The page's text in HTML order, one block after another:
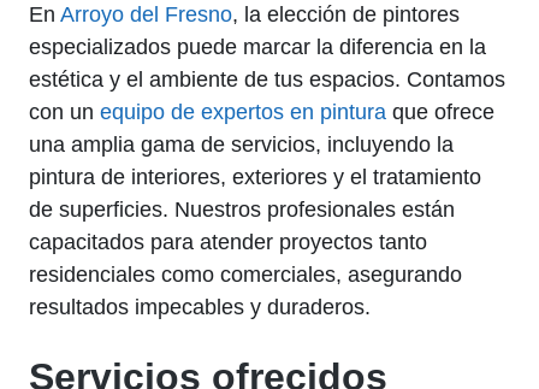
En Arroyo del Fresno, la elección de pintores
especializados puede marcar la diferencia en la
estética y el ambiente de tus espacios. Contamos
con un equipo de expertos en pintura que ofrece
una amplia gama de servicios, incluyendo la
pintura de interiores, exteriores y el tratamiento
de superficies. Nuestros profesionales están
capacitados para atender proyectos tanto
residenciales como comerciales, asegurando
resultados impecables y duraderos.
Servicios ofrecidos